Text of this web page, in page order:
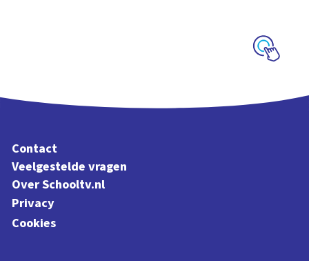
Contact
Veelgestelde vragen
Over Schooltv.nl
Privacy
Cookies